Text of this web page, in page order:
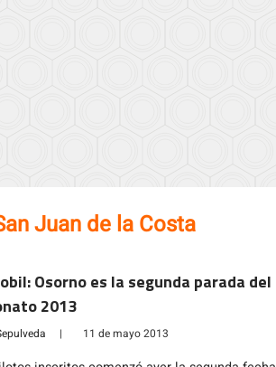
Juan de la Costa
Osorno es la segunda parada del
2013
| 11 de mayo 2013